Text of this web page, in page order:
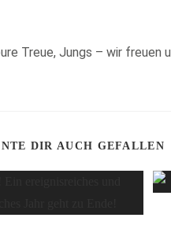
Treue, Jungs – wir freuen
DIR AUCH GEFALLEN